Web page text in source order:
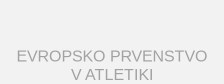
EVROPSKO PRVENSTVO
V ATLETIKI